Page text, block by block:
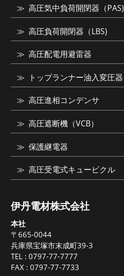
伊丹電材株式会社
本社
〒665-0044
兵庫県宝塚市末成町39-3
TEL :0797-77-7777
FAX : 0797-77-7733
高圧気中負荷開閉器（PAS)
高圧負荷開閉器（LBS)
高圧配電用避雷器
トップランナー油入変圧器
高圧進相コンデンサ
高圧遮断機（VCB）
保護継電器
高圧受電式キュービクル